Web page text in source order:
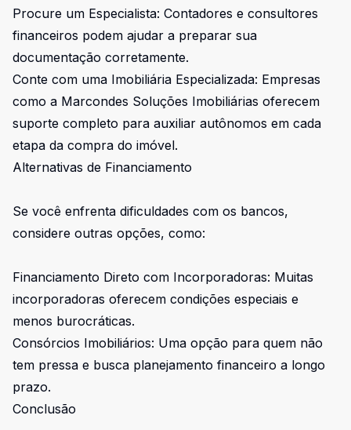
Procure um Especialista: Contadores e consultores
financeiros podem ajudar a preparar sua
documentação corretamente.
Conte com uma Imobiliária Especializada: Empresas
como a Marcondes Soluções Imobiliárias oferecem
suporte completo para auxiliar autônomos em cada
etapa da compra do imóvel.
Alternativas de Financiamento
Se você enfrenta dificuldades com os bancos,
considere outras opções, como:
Financiamento Direto com Incorporadoras: Muitas
incorporadoras oferecem condições especiais e
menos burocráticas.
Consórcios Imobiliários: Uma opção para quem não
tem pressa e busca planejamento financeiro a longo
prazo.
Conclusão